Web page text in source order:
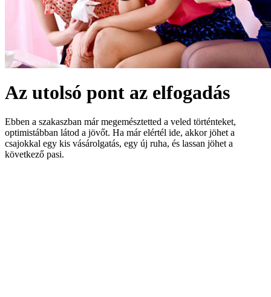
Az utolsó pont az elfogadás
Ebben a szakaszban már megemésztetted a veled történteket,
optimistábban látod a jövőt. Ha már elértél ide, akkor jöhet a
csajokkal egy kis vásárolgatás, egy új ruha, és lassan jöhet a
következő pasi.